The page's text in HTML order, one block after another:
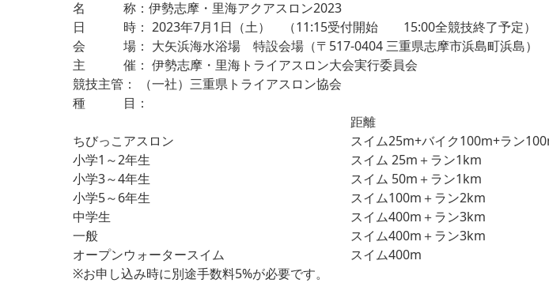
名 称：伊勢志摩・里海アクアスロン2023
日 時： 2023年7月1日（土） （11:15受付開始 15:00全競技終了予定）
会 場： 大矢浜海水浴場 特設会場（〒517-0404 三重県志摩市浜島町浜島）
主 催： 伊勢志摩・里海トライアスロン大会実行委員会
競技主管： （一社）三重県トライアスロン協会
種 目：
距離
ちびっこアスロン
スイム25m+バイク100m+ラン
小学1～2年生
スイム 25m＋ラン1km
小学3～4年生
スイム 50m＋ラン1km
小学5～6年生
スイム100m＋ラン2km
中学生
スイム400m＋ラン3km
一般
スイム400m＋ラン3km
オープンウォータースイム
スイム400m
※お申し込み時に別途手数料5%が必要です。